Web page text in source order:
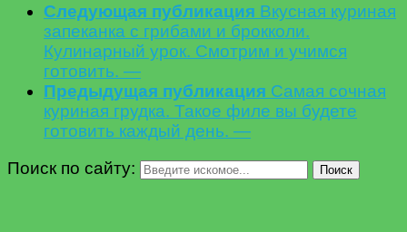
Следующая публикация Вкусная куриная
запеканка с грибами и брокколи.
Кулинарный урок. Смотрим и учимся
готовить. —
Предыдущая публикация Самая сочная
куриная грудка. Такое филе вы будете
готовить каждый день. —
Поиск по сайту:
Поиск